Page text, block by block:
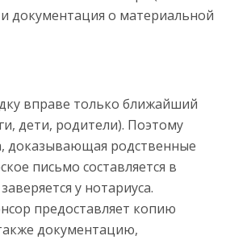
документация о материальной
вправе только ближайший
дети, родители). Поэтому
доказывающая родственные
письмо составляется в
у нотариуса.
предоставляет копию
документацию,